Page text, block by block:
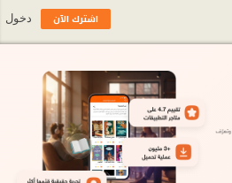
اشترك الآن دخول